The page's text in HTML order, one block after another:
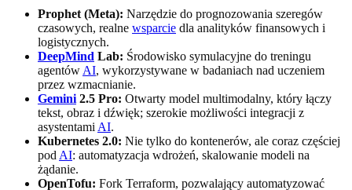
Prophet (Meta): Narzędzie do prognozowania szeregów
czasowych, realne wsparcie dla analityków finansowych i
logistycznych.
DeepMind Lab: Środowisko symulacyjne do treningu
agentów AI, wykorzystywane w badaniach nad uczeniem
przez wzmacnianie.
Gemini 2.5 Pro: Otwarty model multimodalny, który łączy
tekst, obraz i dźwięk; szerokie możliwości integracji z
asystentami AI.
Kubernetes 2.0: Nie tylko do kontenerów, ale coraz częściej
pod AI: automatyzacja wdrożeń, skalowanie modeli na
żądanie.
OpenTofu: Fork Terraform, pozwalający automatyzować